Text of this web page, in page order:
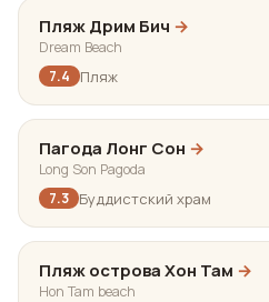
Пляж Дрим Бич →
Dream Beach
7.4
Пляж
Пагода Лонг Сон →
Long Son Pagoda
7.3 Буддистский храм
Пляж острова Хон Там →
Hon Tam beach